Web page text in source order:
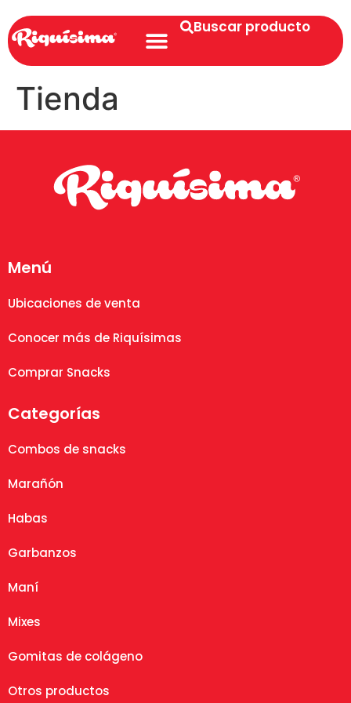
Buscar producto
Tienda
Menú
Ubicaciones de venta
Conocer más de Riquísimas
Comprar Snacks
Categorías
Combos de snacks
Marañón
Habas
Garbanzos
Maní
Mixes
Gomitas de colágeno
Otros productos